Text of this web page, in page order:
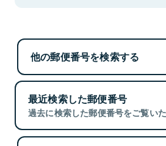
他の郵便番号を検索する
最近検索した郵便番号
過去に検索した郵便番号をご覧いた